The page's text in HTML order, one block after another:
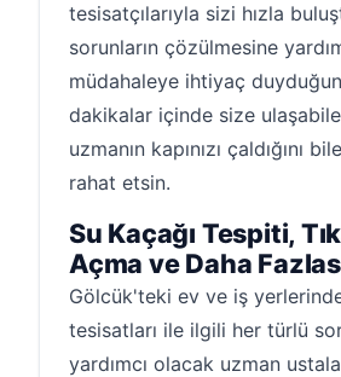
tesisatçılarıyla sizi hızla
sorunların çözülmesine
müdahaleye ihtiyaç
dakikalar içinde size
uzmanın kapınızı çaldığını
rahat etsin.
Su Kaçağı Tespiti,
Açma ve Daha
Gölcük'teki ev ve iş
tesisatları ile ilgili her türlü
yardımcı olacak uzman